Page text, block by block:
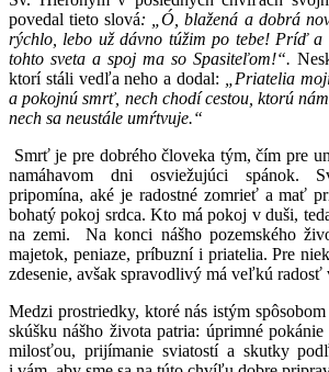
povedal tieto slová: „Ó, blažená a dobrá
rýchlo, lebo už dávno túžim po tebe! Príď a
tohto sveta a spoj ma so Spasiteľom!“.
ktorí stáli vedľa neho a dodal:
„Priatelia
a pokojnú smrť, nech chodí cestou, ktorú
nech sa neustále umŕtvuje.“
Smrť je pre dobrého človeka tým, čím pre
namáhavom dni osviežujúci spánok.
pripomína, aké je radostné zomrieť a mať
bohatý pokoj srdca. Kto má pokoj v duši,
na zemi. Na konci nášho pozemského
majetok, peniaze, príbuzní i priatelia. Pre
zdesenie, avšak spravodlivý má veľkú radosť
Medzi prostriedky, ktoré nás istým
skúšku nášho života patria: úprimné
milosťou, prijímanie sviatostí a skutky